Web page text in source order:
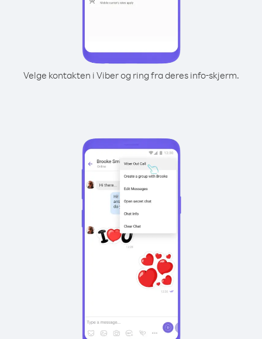
Velge kontakten i Viber og ring fra deres info-skjerm.